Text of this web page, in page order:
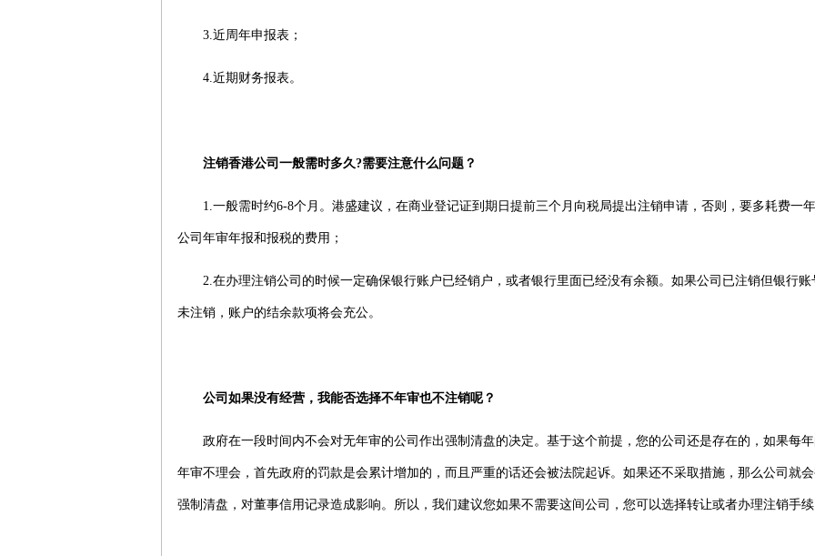
3.近周年申报表；
4.近期财务报表。
注销香港公司 一般需时多久?需要注意什么问题？
1.一般需时约6-8个月。港盛建议，在商业登记证到期日提前三个月向税局提出注销申请，否则，要多耗费一
公司年审年报和报税的费用；
2.在办理注销公司的时候一定确保银行账户已经销户，或者银行里面已经没有余额。如果公司已注销但银行账
未注销，账户的结余款项将会充公。
公司如果没有经营，我能否选择不年审也不注销呢？
政府在一段时间内不会对无年审的公司作出强制清盘的决定。基于这个前提，您的公司还是存在的，如果每年
年审不理会，首先政府的罚款是会累计增加的，而且严重的话还会被法院起诉。如果还不采取措施，那么公司就
强制清盘，对董事信用记录造成影响。所以，我们建议您如果不需要这间公司，您可以选择转让或者办理注销手续